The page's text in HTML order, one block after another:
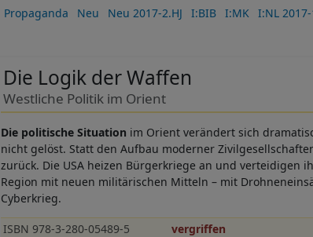
Propaganda
Neu Neu 2017-2.HJ I:BIB I:MK I:NL
Die Logik der Waffen
Westliche Politik im Orient
Die politische Situation im Orient verändert sich
nicht gelöst. Statt den Aufbau moderner
zurück. Die USA heizen Bürgerkriege an und verteidigen
Region mit neuen militärischen Mitteln – mit
Cyberkrieg.
ISBN 978-3-280-05489-5 vergriffen